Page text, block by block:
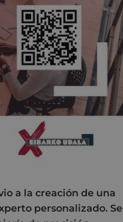
a la creación de una
personalizado. Se